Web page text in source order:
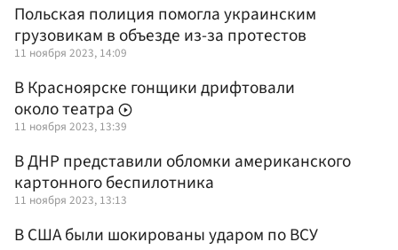
Польская полиция помогла украинским
грузовикам в объезде из-за протестов
11 ноября 2023, 14:09
В Красноярске гонщики дрифтовали
около театра
11 ноября 2023, 13:39
В ДНР представили обломки американского
картонного беспилотника
11 ноября 2023, 13:13
В США были шокированы ударом по ВСУ